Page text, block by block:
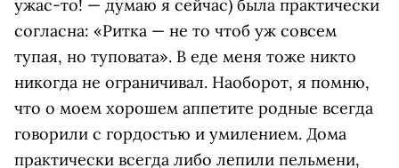
ужас-то! — думаю я сейчас) была практически
согласна: «Ритка — не то чтоб уж совсем
тупая, но туповата». В еде меня тоже никто
никогда не ограничивал. Наоборот, я помню,
что о моем хорошем аппетите родные всегда
говорили с гордостью и умилением. Дома
практически всегда либо лепили пельмени,